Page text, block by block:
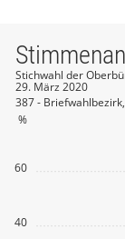
40
60
%
Stichwahl der
29. März 2020
387 -